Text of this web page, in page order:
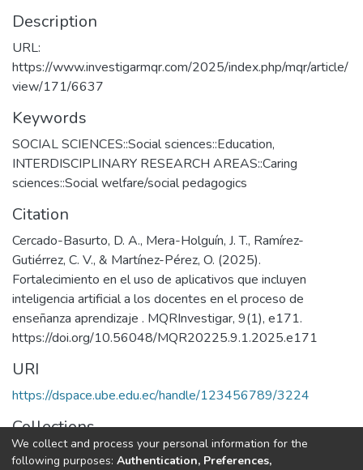
Description
URL:
https://www.investigarmqr.com/2025/index.php/mqr/article/
view/171/6637
Keywords
SOCIAL SCIENCES::Social sciences::Education,
INTERDISCIPLINARY RESEARCH AREAS::Caring
sciences::Social welfare/social pedagogics
Citation
Cercado-Basurto, D. A., Mera-Holguín, J. T., Ramírez-
Gutiérrez, C. V., & Martínez-Pérez, O. (2025).
Fortalecimiento en el uso de aplicativos que incluyen
inteligencia artificial a los docentes en el proceso de
enseñanza aprendizaje . MQRInvestigar, 9(1), e171.
https://doi.org/10.56048/MQR20225.9.1.2025.e171
URI
https://dspace.ube.edu.ec/handle/123456789/3224
Collections
Artículos Científicos
We collect and process your personal information for the
following purposes: Authentication, Preferences,